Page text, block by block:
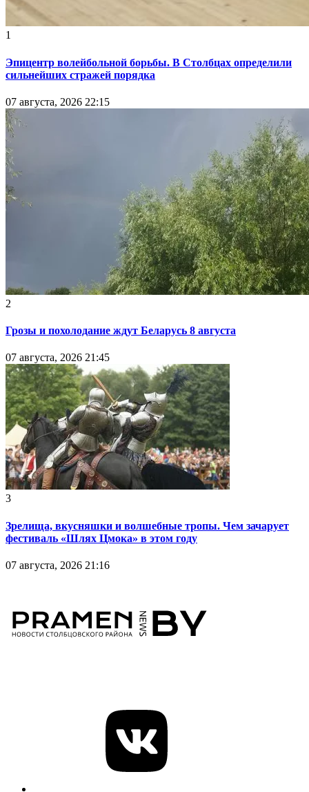
1
Эпицентр волейбольной борьбы. В Столбцах определили
сильнейших стражей порядка
07 августа, 2026 22:15
2
Грозы и похолодание ждут Беларусь 8 августа
07 августа, 2026 21:45
3
Зрелища, вкусняшки и волшебные тропы. Чем зачарует
фестиваль «Шлях Цмока» в этом году
07 августа, 2026 21:16